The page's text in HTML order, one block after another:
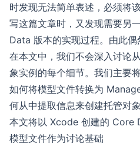
时发现无法简单表述，必须将
写这篇文章时，又发现需要另
Data 版本的实现过程。由此偶
在本文中，我们不会深入讨论
象实例的每个细节。我们主要
如何将模型文件转换为
何从中提取信息来创建托管对象
本文将以 Xcode 创建的 Core
模型文件作为讨论基础